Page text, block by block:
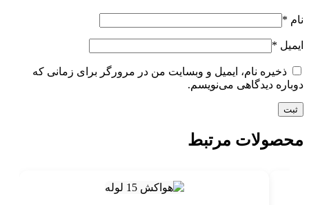
نام *
ایمیل *
ذخیره نام، ایمیل و وبسایت من در مرورگر برای زمانی که
دوباره دیدگاهی می‌نویسم.
محصولات مرتبط